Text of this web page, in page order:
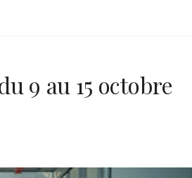
9 au 15 octobre